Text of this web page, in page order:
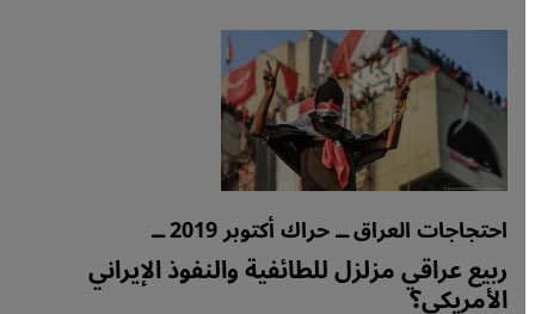
احتجاجات العراق ــ حراك أكتوبر 2019 ــ
ربيع عراقي مزلزل للطائفية والنفوذ الإيراني
الأمريكي؟